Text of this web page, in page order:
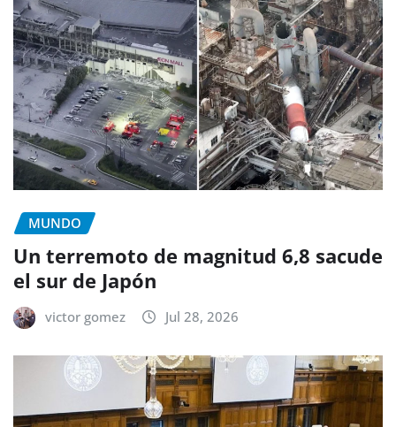
MUNDO
Un terremoto de magnitud 6,8 sacude
el sur de Japón
victor gomez Jul 28, 2026